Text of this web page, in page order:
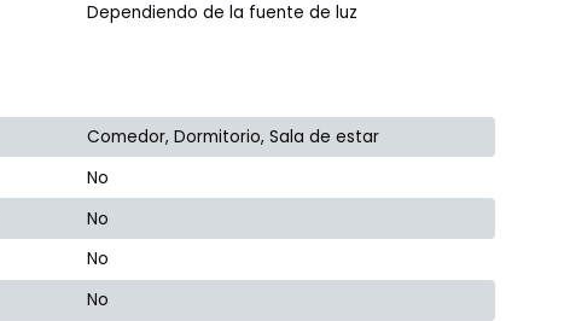
Dependiendo de la fuente de luz
Comedor, Dormitorio, Sala de estar
No
No
No
No